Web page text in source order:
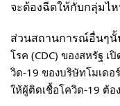
จะต้องฉีดให้กับกลุ่มไ
ส่วนสถานการณ์อื่นๆนั้
โรค (CDC) ของสหรัฐ เ
วิด-19 ของบริษัทโมเด
ให้ผู้ติดเชื้อโควิด-19 ต้อ